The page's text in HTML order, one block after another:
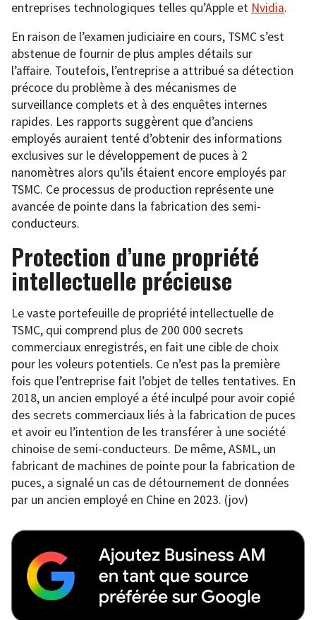
entreprises technologiques telles qu’Apple et Nvidia.
En raison de l’examen judiciaire en cours, TSMC s’est
abstenue de fournir de plus amples détails sur
l’affaire. Toutefois, l’entreprise a attribué sa détection
précoce du problème à des mécanismes de
surveillance complets et à des enquêtes internes
rapides. Les rapports suggèrent que d’anciens
employés auraient tenté d’obtenir des informations
exclusives sur le développement de puces à 2
nanomètres alors qu’ils étaient encore employés par
TSMC. Ce processus de production représente une
avancée de pointe dans la fabrication des semi-
conducteurs.
Protection d’une propriété
intellectuelle précieuse
Le vaste portefeuille de propriété intellectuelle de
TSMC, qui comprend plus de 200 000 secrets
commerciaux enregistrés, en fait une cible de choix
pour les voleurs potentiels. Ce n’est pas la première
fois que l’entreprise fait l’objet de telles tentatives. En
2018, un ancien employé a été inculpé pour avoir copié
des secrets commerciaux liés à la fabrication de puces
et avoir eu l’intention de les transférer à une société
chinoise de semi-conducteurs. De même, ASML, un
fabricant de machines de pointe pour la fabrication de
puces, a signalé un cas de détournement de données
par un ancien employé en Chine en 2023. (jov)